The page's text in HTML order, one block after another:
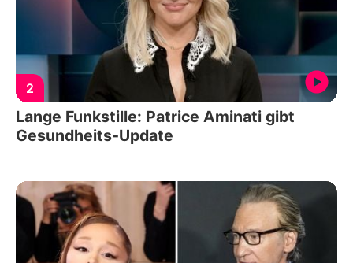
2
Lange Funkstille: Patrice Aminati gibt
Gesundheits-Update